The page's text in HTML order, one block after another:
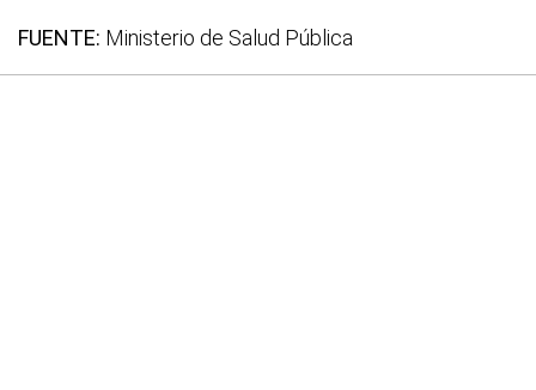
FUENTE: Ministerio de Salud Pública